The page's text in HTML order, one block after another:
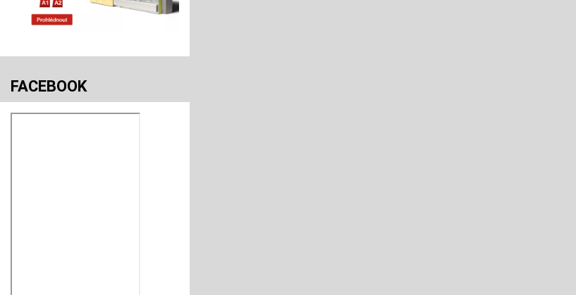
FACEBOOK